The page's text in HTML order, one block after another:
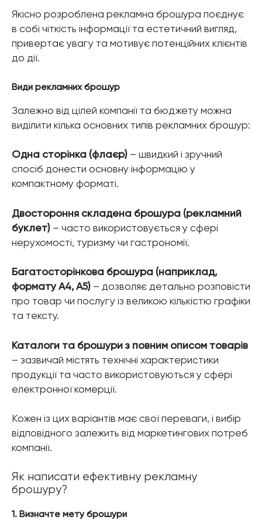
Якісно розроблена рекламна брошура поєднує
в собі чіткість інформації та естетичний вигляд,
привертає увагу та мотивує потенційних клієнтів
до дії.
Види рекламних брошур
Залежно від цілей компанії та бюджету можна
виділити кілька основних типів рекламних брошур:
Одна сторінка (флаєр)– швидкий і зручний
спосіб донести основну інформацію у
компактному форматі.
Двостороння складена брошура (рекламний
буклет) – часто використовується у сфері
нерухомості, туризму чи гастрономії.
Багатосторінкова брошура (наприклад,
формату A4, A5)– дозволяє детально розповісти
про товар чи послугу із великою кількістю графіки
та тексту.
Каталоги та брошури з повним описом товарів
– зазвичай містять технічні характеристики
продукції та часто використовуються у сфері
електронної комерції.
Кожен із цих варіантів має свої переваги, і вибір
відповідного залежить від маркетингових потреб
компанії.
Як написати ефективну рекламну
брошуру?
1. Визначте мету брошури